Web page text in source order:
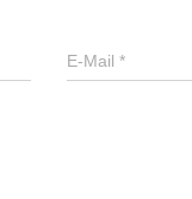
E-Mail*